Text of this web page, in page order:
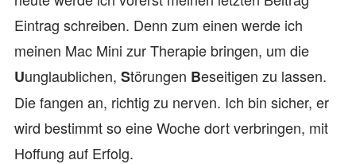
Eintrag schreiben. Denn zum einen werde ich
meinen Mac Mini zur Therapie bringen, um die
Uunglaublichen, Störungen Beseitigen zu lassen.
Die fangen an, richtig zu nerven. Ich bin sicher, er
wird bestimmt so eine Woche dort verbringen, mit
Hoffung auf Erfolg.